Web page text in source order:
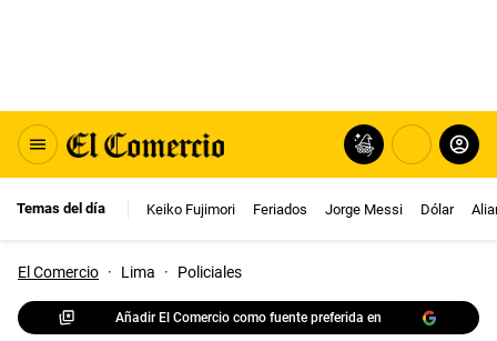
Temas del día Keiko Fujimori Feriados Jorge Messi Dólar
El Comercio · Lima · Policiales
Añadir El Comercio como fuente preferida en